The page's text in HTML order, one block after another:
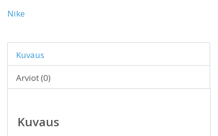
Nike
Kuvaus
Arviot (0)
Kuvaus